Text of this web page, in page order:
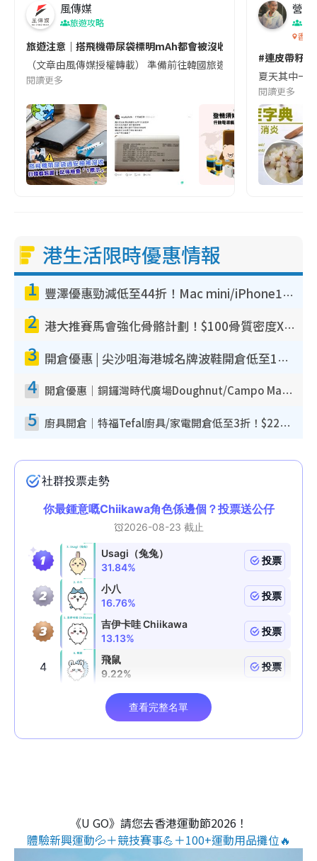
風傳媒
旅遊攻略
旅遊注意｜搭飛機帶尿袋標明mAh都會被沒收😱出發前切記檢查
（文章由風傳媒授權轉載） 準備前往韓國旅遊的民眾，近期要
閱讀更多
營養
香港
#連皮帶籽
夏天其中一
閱讀更多
港生活限時優惠情報
1 豐澤優惠勁減低至44折！Mac mini/iPhone17Pro大減價！廚房家電$220起
2 港大推賽馬會強化骨骼計劃！$100骨質密度X光檢查 完成免費運動訓練送超市禮券！附參加資格
3 開倉優惠 | 尖沙咀海港城名牌波鞋開倉低至1折！On鞋$899起／Joy&Peace鞋履$98起
4 開倉優惠｜銅鑼灣時代廣場Doughnut/Campo Marzio開倉低至1折！背囊、書包、手袋劈價$200起
5 廚具開倉｜特福Tefal廚具/家電開倉低至3折！$220起買平底鍋/炒鑊/湯煲！電飯煲/吸塵機/燙斗$418起
《U GO》請您去香港運動節2026！
體驗新興運動💦＋競技賽事💪＋100+運動用品攤位🔥